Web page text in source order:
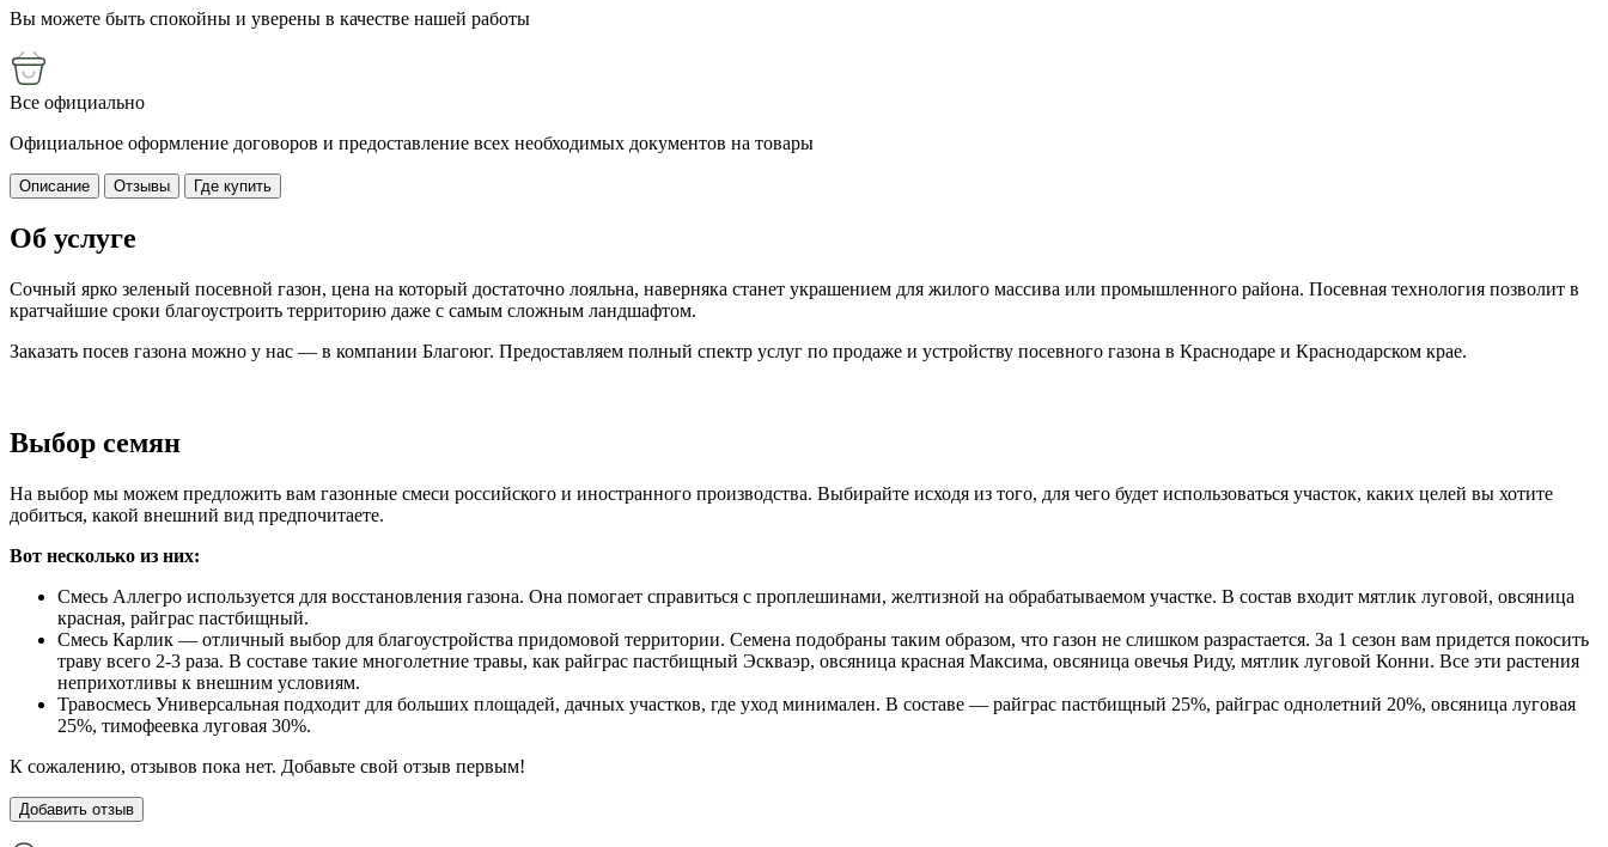
Вы можете быть спокойны и уверены в качестве нашей работы
Все официально
Официальное оформление договоров и предоставление всех необходимых документов на товары
Описание Отзывы Где купить
Об услуге
Сочный ярко зеленый посевной газон, цена на который достаточно лояльна, наверняка станет украшением для жилого массива или промышленного района. Посевная технология позволит в
кратчайшие сроки благоустроить территорию даже с самым сложным ландшафтом.
Заказать посев газона можно у нас — в компании Благоюг. Предоставляем полный спектр услуг по продаже и устройству посевного газона в Краснодаре и Краснодарском крае.
Выбор семян
На выбор мы можем предложить вам газонные смеси российского и иностранного производства. Выбирайте исходя из того, для чего будет использоваться участок, каких целей вы хотите
добиться, какой внешний вид предпочитаете.
Вот несколько из них:
Смесь Аллегро используется для восстановления газона. Она помогает справиться с проплешинами, желтизной на обрабатываемом участке. В состав входит мятлик луговой, овсяница
красная, райграс пастбищный.
Смесь Карлик — отличный выбор для благоустройства придомовой территории. Семена подобраны таким образом, что газон не слишком разрастается. За 1 сезон вам придется покосить
траву всего 2-3 раза. В составе такие многолетние травы, как райграс пастбищный Эскваэр, овсяница красная Максима, овсяница овечья Риду, мятлик луговой Конни. Все эти растения
неприхотливы к внешним условиям.
Травосмесь Универсальная подходит для больших площадей, дачных участков, где уход минимален. В составе — райграс пастбищный 25%, райграс однолетний 20%, овсяница луговая
25%, тимофеевка луговая 30%.
К сожалению, отзывов пока нет. Добавьте свой отзыв первым!
Добавить отзыв